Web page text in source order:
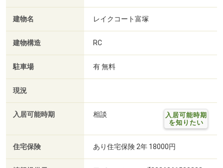
建物名 レイクコート富塚
建物構造 RC
駐車場 有 無料
現況
入居可能時期 相談
入居可能時期
を知りたい
住宅保険 あり住宅保険 2年 18000円